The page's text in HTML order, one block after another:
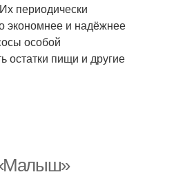
периодически
экономнее и надёжнее
особой
остатки пищи и другие
«Малыш»